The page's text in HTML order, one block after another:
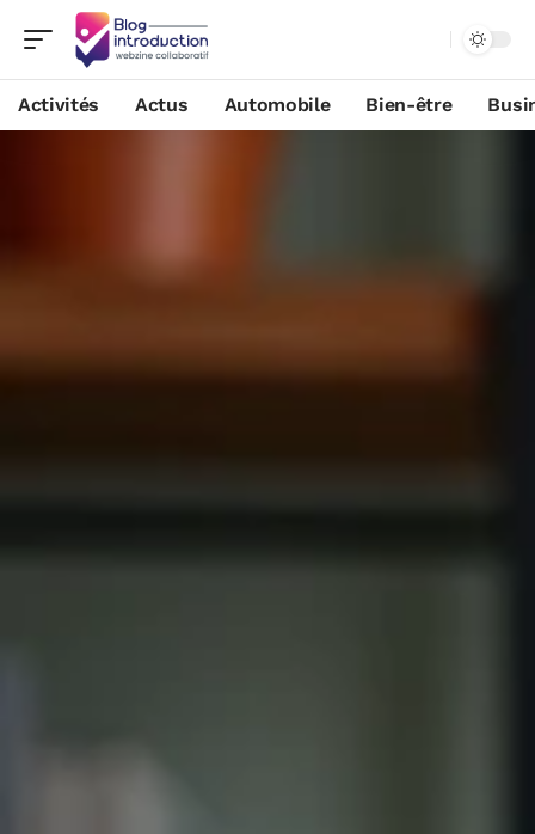
Activités Actus Automobile Bien-être